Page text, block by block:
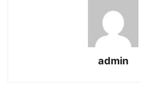
admin